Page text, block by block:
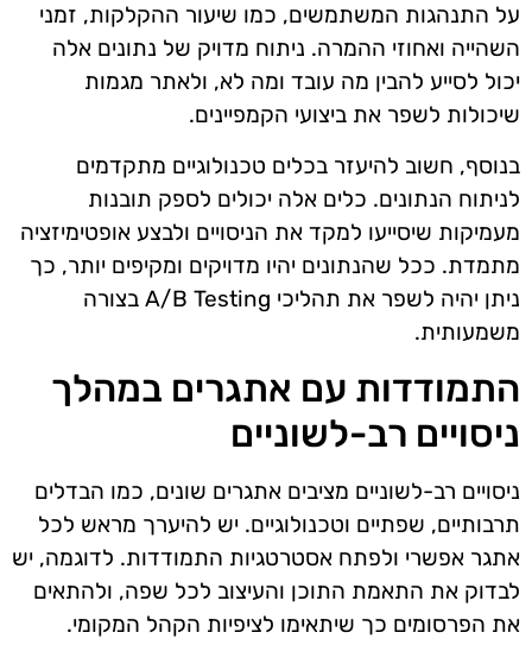
על התנהגות המשתמשים, כמו שיעור ההקלקות, זמני
השהייה ואחוזי ההמרה. ניתוח מדויק של נתונים אלה
יכול לסייע להבין מה עובד ומה לא, ולאתר מגמות
שיכולות לשפר את ביצועי הקמפיינים.
בנוסף, חשוב להיעזר בכלים טכנולוגיים מתקדמים
לניתוח הנתונים. כלים אלה יכולים לספק תובנות
מעמיקות שיסייעו למקד את הניסויים ולבצע אופטימיזציה
מתמדת. ככל שהנתונים יהיו מדויקים ומקיפים יותר, כך
ניתן יהיה לשפר את תהליכי A/B Testing בצורה
משמעותית.
התמודדות עם אתגרים במהלך
ניסויים רב-לשוניים
ניסויים רב-לשוניים מציבים אתגרים שונים, כמו הבדלים
תרבותיים, שפתיים וטכנולוגיים. יש להיערך מראש לכל
אתגר אפשרי ולפתח אסטרטגיות התמודדות. לדוגמה, יש
לבדוק את התאמת התוכן והעיצוב לכל שפה, ולהתאים
את הפרסומים כך שיתאימו לציפיות הקהל המקומי.